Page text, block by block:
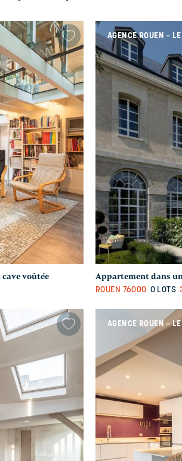
voûtée
AGENCE ROUEN – LE
Appartement dans
ROUEN 76000 0 LOTS
AGENCE ROUEN – LE